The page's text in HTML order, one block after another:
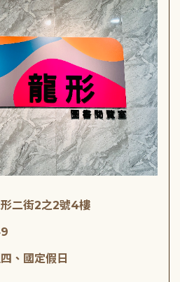
二街2之2號4樓
、國定假日